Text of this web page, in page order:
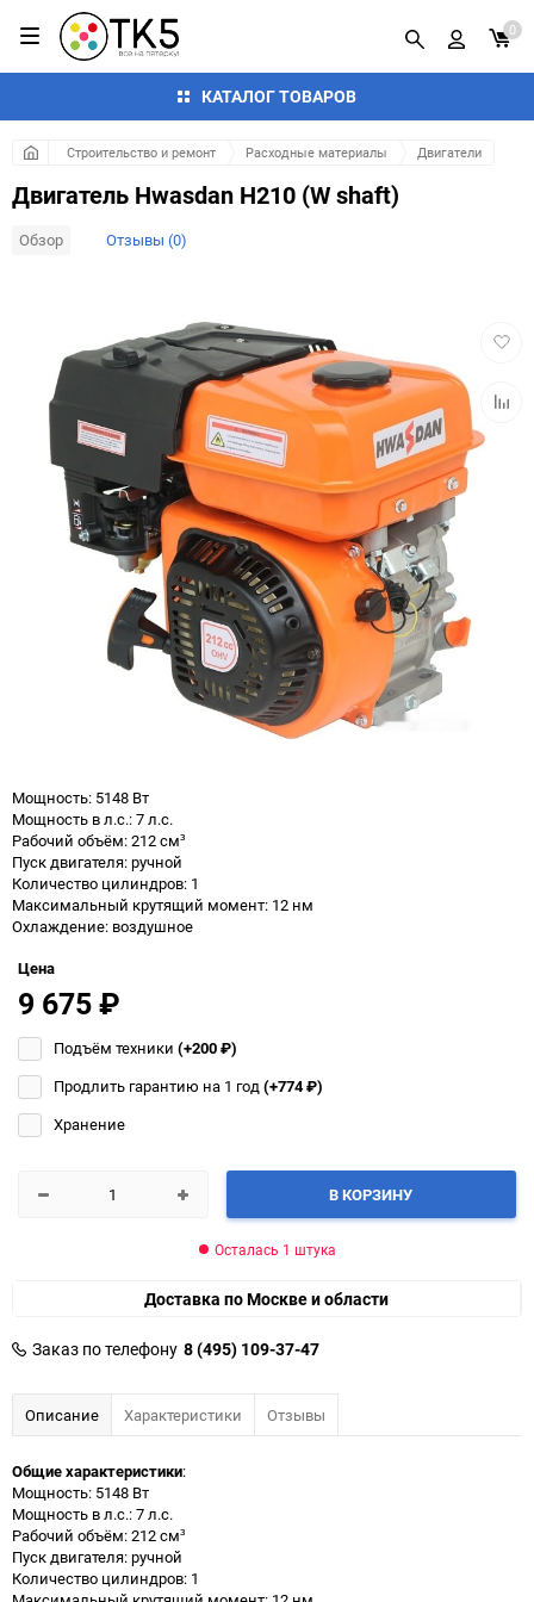
КАТАЛОГ ТОВАРОВ
0
Строительство и ремонт Расходные материалы Двигатели
Двигатель Hwasdan H210 (W shaft)
Обзор Отзывы (0)
Мощность: 5148 Вт
Мощность в л.с.: 7 л.с.
Рабочий объём: 212 см³
Пуск двигателя: ручной
Количество цилиндров: 1
Максимальный крутящий момент: 12 нм
Охлаждение: воздушное
Цена
9 675₽
Подъём техники (+200₽)
Продлить гарантию на 1 год(+774₽)
Хранение
В КОРЗИНУ
Осталась 1 штука
Доставка по Москве и области
Заказ по телефону 8 (495) 109-37-47
Описание Характеристики Отзывы
Общие характеристики:
Мощность: 5148 Вт
Мощность в л.с.: 7 л.с.
Рабочий объём: 212 см³
Пуск двигателя: ручной
Количество цилиндров: 1